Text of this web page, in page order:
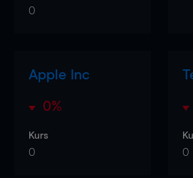
0
Apple Inc
0%
Kurs
0 0